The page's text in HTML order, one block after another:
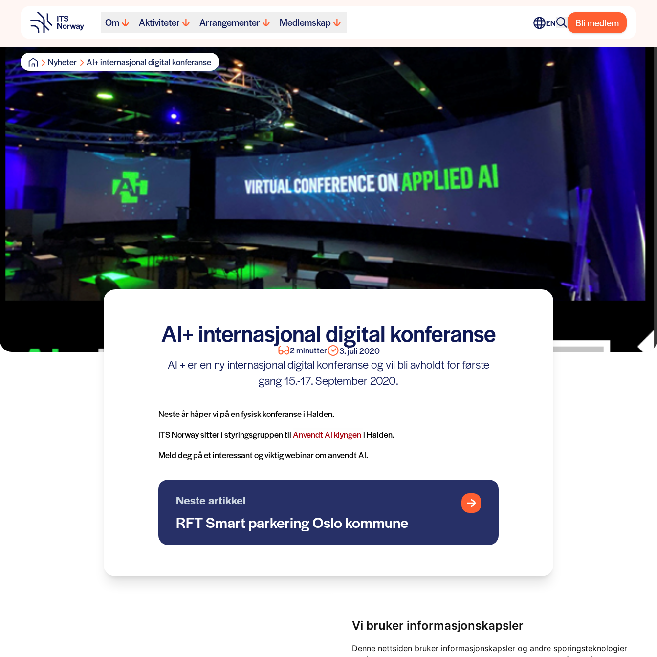
Vi bruker informasjonskapsler
Denne nettsiden bruker informasjonskapsler og andre sporingsteknologier
Om Aktiviteter Arrangementer Medlemskap EN Bli medlem
Nyheter AI+ internasjonal digital konferanse
AI+ internasjonal digital konferanse
2 minutter 3. juli 2020
AI + er en ny internasjonal digital konferanse og vil bli avholdt for første
gang 15.-17. September 2020.
Neste år håper vi på en fysisk konferanse i Halden.
ITS Norway sitter i styringsgruppen tilAnvendt AI klyngeni Halden.
Meld deg på et interessant og viktigwebinar om anvendt AI.
Neste artikkel
RFT Smart parkering Oslo kommune